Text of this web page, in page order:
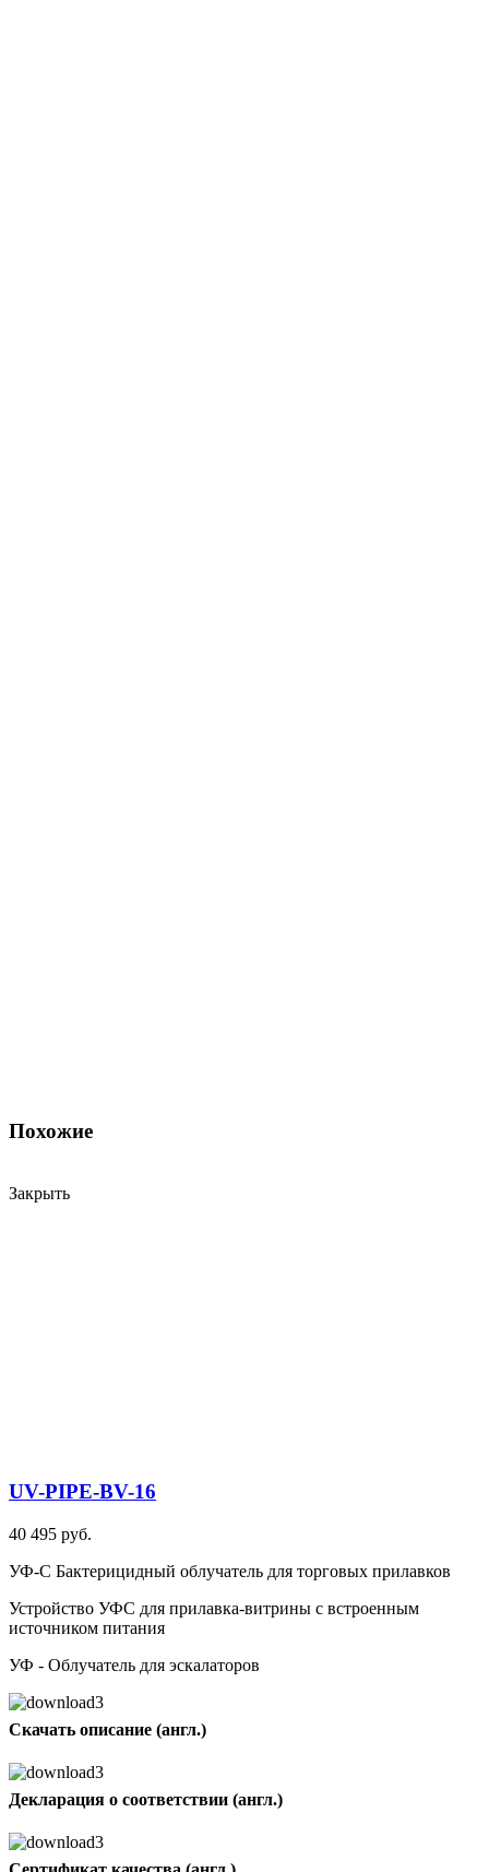
Похожие
Закрыть
UV-PIPE-BV-16
40 495 руб.
УФ-С Бактерицидный облучатель для торговых прилавков
Устройство УФС для прилавка-витрины с встроенным
источником питания
УФ - Облучатель для эскалаторов
Скачать описание (англ.)
Декларация о соответствии (англ.)